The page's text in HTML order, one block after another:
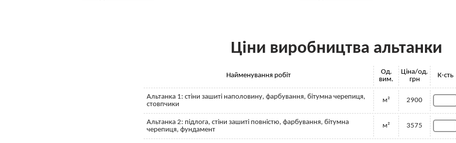
Ціни виробництва альтанки
Найменування робіт
Од.
вим.
Ціна/од.
грн
К-сть
Альтанка 1: стіни зашиті наполовину, фарбування, бітумна черепиця,
стовпчики
м² 2900
Альтанка 2: підлога, стіни зашиті повністю, фарбування, бітумна
черепиця, фундамент
м² 3575